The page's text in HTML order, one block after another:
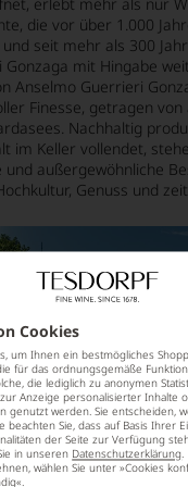
Cookies
um Ihnen ein bestmögliches
für das ordnungsgemäße
die lediglich zu anonymen
Anzeige personalisierter Inhalte
genutzt werden. Sie entscheiden,
beachten Sie, dass auf Basis Ihrer
der Seite zur Verfügung
in unseren Datenschutzerklärung.
wählen Sie unter »Cookies
die vor über 1.000
seit mehr als 300
mit Hingabe
Anselmo Guerrieri
Finesse, getragen
Nachhaltig
im Keller vollendet,
und außergewöhnliche
Genuss und